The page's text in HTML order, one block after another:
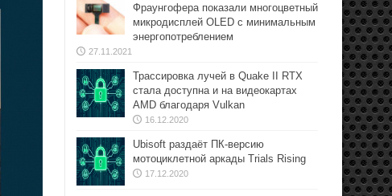
Фраунгофера показали многоцветный
микродисплей OLED с минимальным
энергопотреблением
27.11.2021
Трассировка лучей в Quake II RTX
стала доступна и на видеокартах
AMD благодаря Vulkan
16.12.2020
Ubisoft раздаёт ПК-версию
мотоциклетной аркады Trials Rising
17.12.2020